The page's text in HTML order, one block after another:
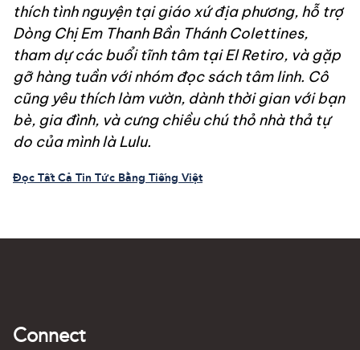
thích tình nguyện tại giáo xứ địa phương, hỗ trợ
Dòng Chị Em Thanh Bần Thánh Colettines,
tham dự các buổi tĩnh tâm tại El Retiro, và gặp
gỡ hàng tuần với nhóm đọc sách tâm linh. Cô
cũng yêu thích làm vườn, dành thời gian với bạn
bè, gia đình, và cưng chiều chú thỏ nhà thả tự
do của mình là Lulu.
Đọc Tất Cả Tin Tức Bằng Tiếng Việt
Connect